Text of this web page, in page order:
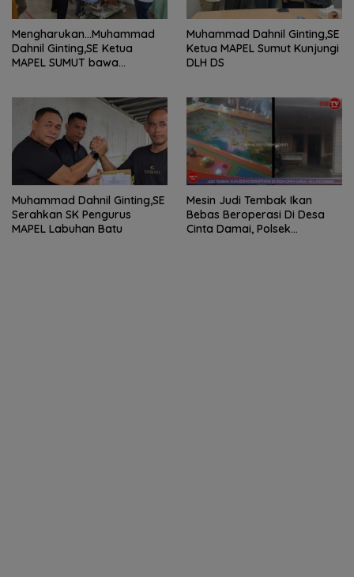
Mengharukan…Muhammad
Dahnil Ginting,SE Ketua
MAPEL SUMUT bawa
Muhammad Dahnil Ginting,SE
Ketua MAPEL Sumut Kunjungi
DLH DS
Muhammad Dahnil Ginting,SE
Serahkan SK Pengurus
MAPEL Labuhan Batu
Mesin Judi Tembak Ikan
Bebas Beroperasi Di Desa
Cinta Damai, Polsek